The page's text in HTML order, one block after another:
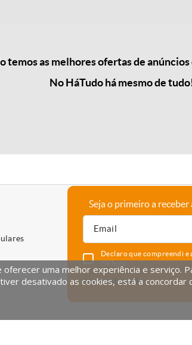
temos as melhores ofertas de
No HáTudo há mesmo de
A empresa
Parceiros
Seja o primeiro a
Declaro que compreendi e
HáTudo.
Anular subscrição
uma melhor experiência e serviço.
desativado as cookies, está a concordar